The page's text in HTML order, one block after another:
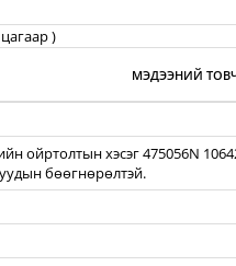
)
МЭДЭЭНИЙ
ойртолтын хэсэг 475056N
бөөгнөрөлтэй.